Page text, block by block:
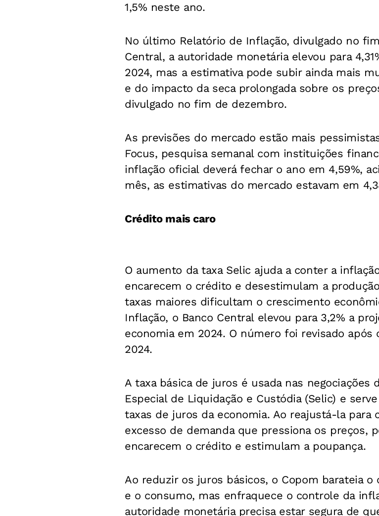
1,5% neste ano.
No último Relatório de Inflação, divulgado no
Central, a autoridade monetária elevou para
2024, mas a estimativa pode subir ainda mais
e do impacto da seca prolongada sobre os
divulgado no fim de dezembro.
As previsões do mercado estão mais
Focus, pesquisa semanal com instituições
inflação oficial deverá fechar o ano em 4,59%,
mês, as estimativas do mercado estavam em
Crédito mais caro
O aumento da taxa Selic ajuda a conter a
encarecem o crédito e desestimulam a
taxas maiores dificultam o crescimento
Inflação, o Banco Central elevou para 3,2% a
economia em 2024. O número foi revisado após
2024.
A taxa básica de juros é usada nas
Especial de Liquidação e Custódia (Selic) e
taxas de juros da economia. Ao reajustá-la para
excesso de demanda que pressiona os preços,
encarecem o crédito e estimulam a poupança.
Ao reduzir os juros básicos, o Copom barateia
e o consumo, mas enfraquece o controle da
autoridade monetária precisa estar segura de